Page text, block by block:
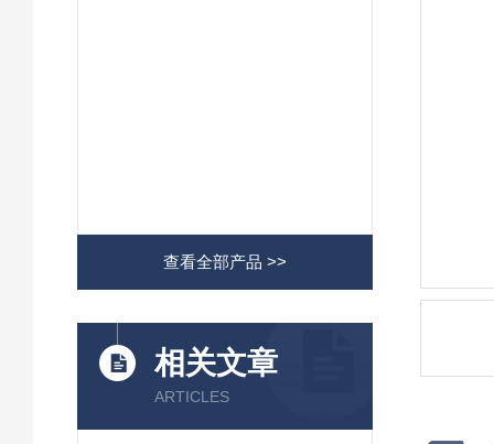
查看全部产品 >>
相关文章
ARTICLES